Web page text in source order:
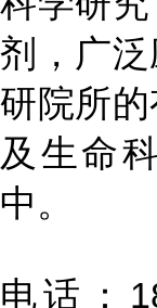
剂，广
研院所
及生命
中。
电话：